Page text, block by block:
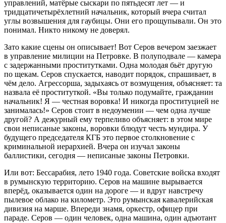
управлений, матёрые сыскари по пятьдесят лет — и
тридцатичетырёхлетний начальник, который вчера считал
углы возвышения для гаубицы. Они его прощупывали. Он это
понимал. Никто никому не доверял.
Зато какие сцены он описывает! Вот Серов вечером заезжает
в управление милиции на Петровке. В полуподвале — камера
с задержанными проститутками. Одна молодая бьёт другую
по щекам. Серов спускается, наводит порядок, спрашивает, в
чём дело. Агрессорша, задыхаясь от возмущения, объясняет: та
назвала её проституткой. «Вы только подумайте, гражданин
начальник! Я — честная воровка! И никогда проституцией не
занималась!» Серов стоит в недоумении — чем одна лучше
другой? А дежурный ему терпеливо объясняет: в этом мире
свои неписаные законы, воровки блюдут честь мундира. У
будущего председателя КГБ это первое столкновение с
криминальной иерархией. Вчера он изучал законы
баллистики, сегодня — неписаные законы Петровки.
Или вот: Бессарабия, лето 1940 года. Советские войска входят
в румынскую территорию. Серов на машине вырывается
вперёд, оказывается один на дороге — и вдруг навстречу
пылевое облако на километр. Это румынская кавалерийская
дивизия на марше. Впереди знамя, оркестр, офицер при
параде. Серов — один человек, одна машина, один адъютант